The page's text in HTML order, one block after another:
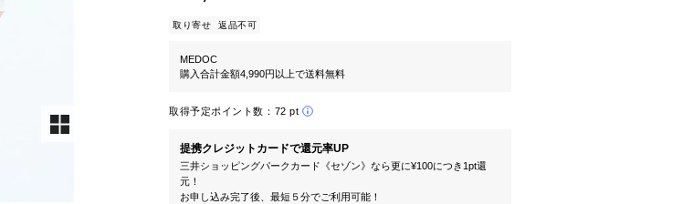
取り寄せ 返品不可
MEDOC
購入合計金額4,990円以上で送料無料
取得予定ポイント数： 72 pt
提携クレジットカードで還元率UP
三井ショッピングパークカード《セゾン》なら更に¥100につき1pt還
元！
お申し込み完了後、最短５分でご利用可能！